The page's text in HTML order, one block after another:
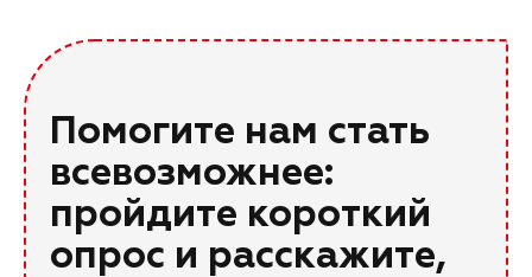
Помогите нам стать
всевозможнее:
пройдите короткий
опрос и расскажите,